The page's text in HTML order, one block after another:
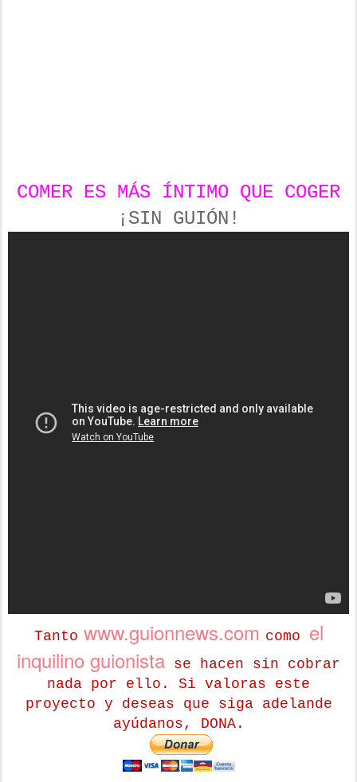
COMER ES MÁS ÍNTIMO QUE COGER
¡SIN GUIÓN!
Tanto www.guionnews.com como el
inquilino guionista se hacen sin cobrar
nada por ello. Si valoras este
proyecto y deseas que siga adelande
ayúdanos, DONA.